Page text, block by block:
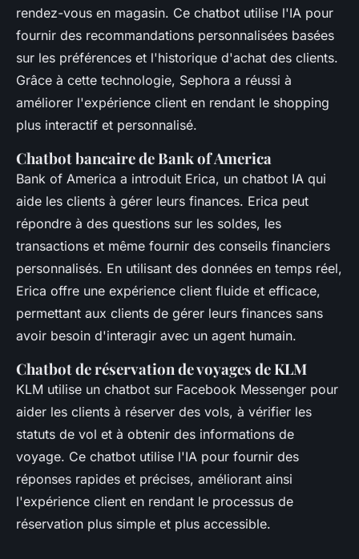
rendez-vous en magasin. Ce chatbot utilise l'IA pour
fournir des recommandations personnalisées basées
sur les préférences et l'historique d'achat des clients.
Grâce à cette technologie, Sephora a réussi à
améliorer l'expérience client en rendant le shopping
plus interactif et personnalisé.
Chatbot bancaire de Bank of America
Bank of America a introduit Erica, un chatbot IA qui
aide les clients à gérer leurs finances. Erica peut
répondre à des questions sur les soldes, les
transactions et même fournir des conseils financiers
personnalisés. En utilisant des données en temps réel,
Erica offre une expérience client fluide et efficace,
permettant aux clients de gérer leurs finances sans
avoir besoin d'interagir avec un agent humain.
Chatbot de réservation de voyages de KLM
KLM utilise un chatbot sur Facebook Messenger pour
aider les clients à réserver des vols, à vérifier les
statuts de vol et à obtenir des informations de
voyage. Ce chatbot utilise l'IA pour fournir des
réponses rapides et précises, améliorant ainsi
l'expérience client en rendant le processus de
réservation plus simple et plus accessible.